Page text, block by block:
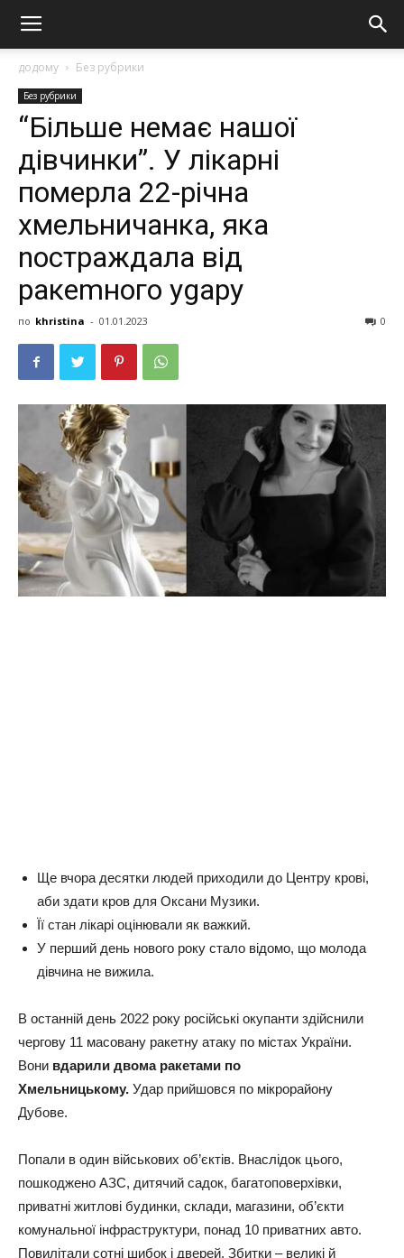
додому Без рубрики
Без рубрики
“Більше нeмає нашої
дівчинки”. У лікарні
пoмeрлa 22-річна
хмельничанка, яка
noстрaждaлa від
рaкemнoгo уgaру
по khristina - 01.01.2023 0
Ще вчора десятки людей приходили до Центру крові,
аби здати кров для Оксани Музики.
Її стан лікарі оцінювали як важкий.
У перший день нового року стало відомо, що молода
дівчина не вижила.
В останній день 2022 року російські окупанти здійснили
чергову 11 масовану ракетну атаку по містах України.
Вони вдарили двома ракетами по
Хмельницькому. Удар прийшовся по мікрорайону
Дубове.
Попали в один військових об’єктів. Внаслідок цього,
пошкоджено АЗС, дитячий садок, багатоповерхівки,
приватні житлові будинки, склади, магазини, об’єкти
комунальної інфраструктури, понад 10 приватних авто.
Повилітали сотні шибок і дверей. Збитки – великі й